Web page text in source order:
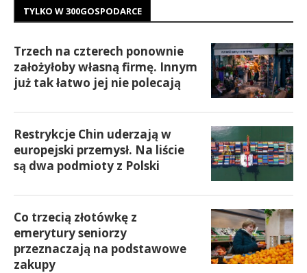
TYLKO W 300GOSPODARCE
Trzech na czterech ponownie
założyłoby własną firmę. Innym
już tak łatwo jej nie polecają
Restrykcje Chin uderzają w
europejski przemysł. Na liście
są dwa podmioty z Polski
Co trzecią złotówkę z
emerytury seniorzy
przeznaczają na podstawowe
zakupy